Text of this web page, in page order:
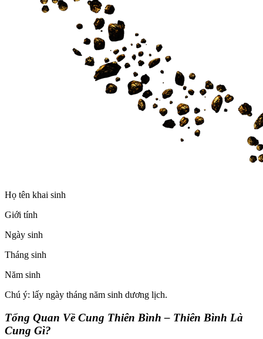
Họ tên khai sinh
Giới tính
Ngày sinh
Tháng sinh
Năm sinh
Chú ý: lấy ngày tháng năm sinh dương lịch.
Tổng Quan Về Cung Thiên Bình – Thiên Bình Là
Cung Gì?